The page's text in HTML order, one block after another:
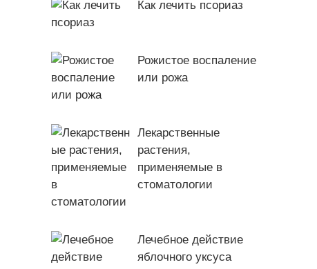
Как лечить псориаз
Рожистое воспаление
или рожа
Лекарственные
растения,
применяемые в
стоматологии
Лечебное действие
яблочного уксуса